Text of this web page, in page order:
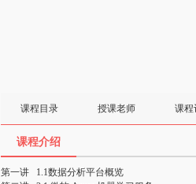
课程目录 授课老师 课程
课程介绍
第一讲
1.1数据分析平台概览